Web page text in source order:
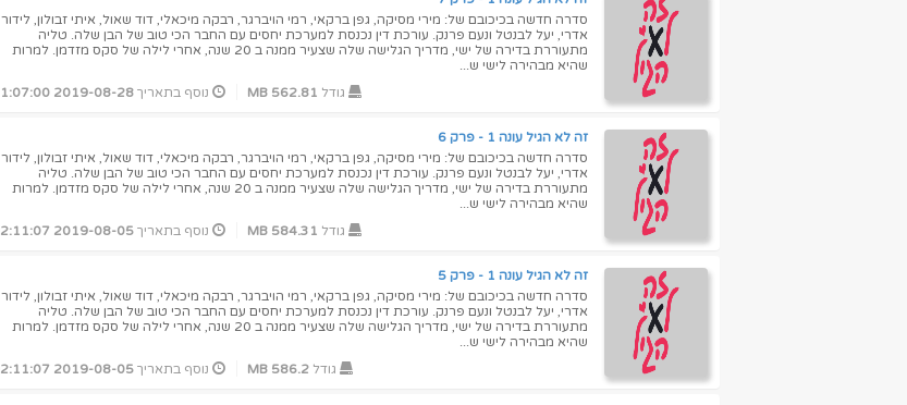
סדרה חדשה בכיכובם של: מירי מסיקה, גפן ברקאי, רמי הויברגר, רבקה מיכאלי, דוד שאול, איתי זבולון, לידור
אדרי, יעל לבנטל ונעם פרנק. עורכת דין נכנסת למערכת יחסים עם החבר הכי טוב של הבן שלה. טליה
מתעוררת בדירה של ישי, מדריך הגלישה שלה שצעיר ממנה ב 20 שנה, אחרי לילה של סקס מזדמן. למרות
שהיא מבהירה לישי ש...
גודל 562.81 MB נוסף בתאריך 2019-08-28 11:07:00
זה לא הגיל עונה 1 - פרק 6
סדרה חדשה בכיכובם של: מירי מסיקה, גפן ברקאי, רמי הויברגר, רבקה מיכאלי, דוד שאול, איתי זבולון, לידור
אדרי, יעל לבנטל ונעם פרנק. עורכת דין נכנסת למערכת יחסים עם החבר הכי טוב של הבן שלה. טליה
מתעוררת בדירה של ישי, מדריך הגלישה שלה שצעיר ממנה ב 20 שנה, אחרי לילה של סקס מזדמן. למרות
שהיא מבהירה לישי ש...
גודל 584.31 MB נוסף בתאריך 2019-08-05 02:11:07
זה לא הגיל עונה 1 - פרק 5
סדרה חדשה בכיכובם של: מירי מסיקה, גפן ברקאי, רמי הויברגר, רבקה מיכאלי, דוד שאול, איתי זבולון, לידור
אדרי, יעל לבנטל ונעם פרנק. עורכת דין נכנסת למערכת יחסים עם החבר הכי טוב של הבן שלה. טליה
מתעוררת בדירה של ישי, מדריך הגלישה שלה שצעיר ממנה ב 20 שנה, אחרי לילה של סקס מזדמן. למרות
שהיא מבהירה לישי ש...
גודל 586.2 MB נוסף בתאריך 2019-08-05 02:11:07